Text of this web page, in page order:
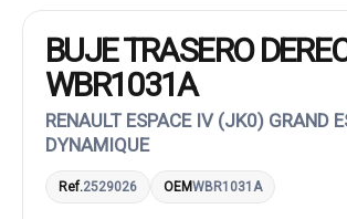
BUJE TRASERO
WBR1031A
RENAULT ESPACE IV (JK0) GRAND
DYNAMIQUE
Ref.2529026 OEMWBR1031A